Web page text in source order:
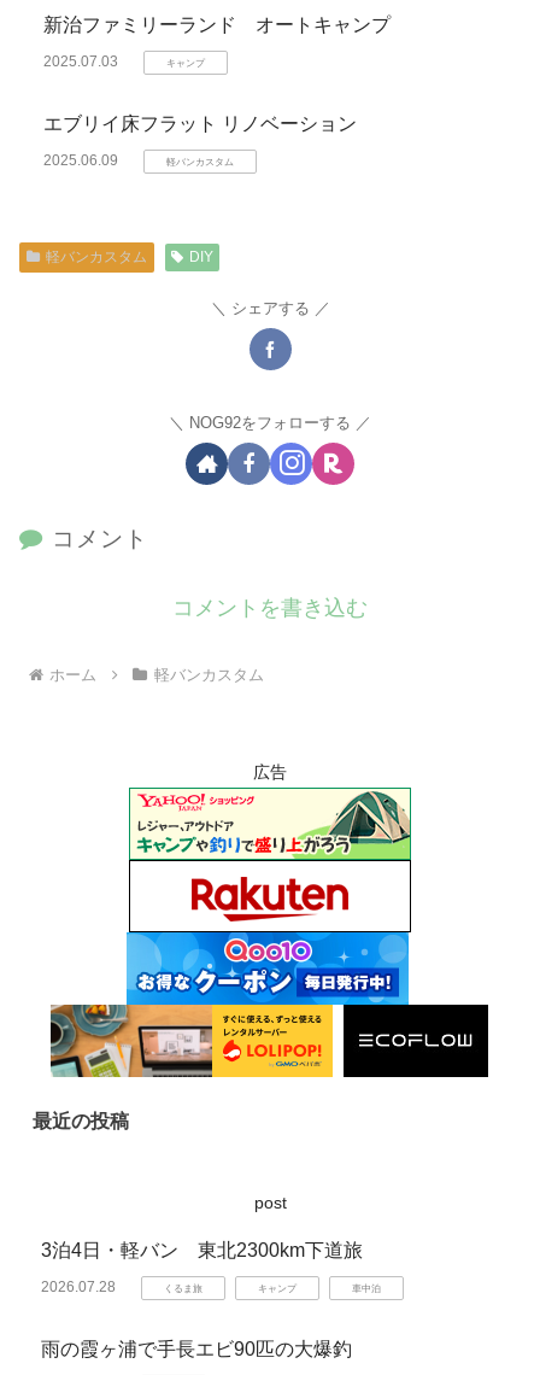
新治ファミリーランド オートキャンプ
2025.07.03 キャンプ
エブリイ床フラット リノベーション
2025.06.09 軽バンカスタム
軽バンカスタム DIY
シェアする
NOG92をフォローする
コメント
コメントを書き込む
ホーム 軽バンカスタム
広告
最近の投稿
post
3泊4日・軽バン 東北2300km下道旅
2026.07.28 くるま旅 キャンプ 車中泊
雨の霞ヶ浦で手長エビ90匹の大爆釣